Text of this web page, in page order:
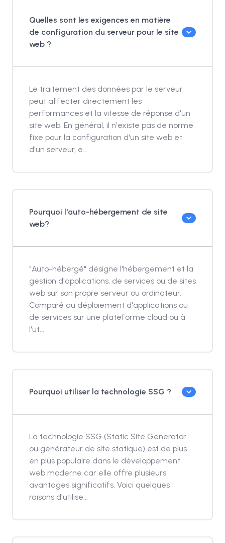
Quelles sont les exigences en matière
de configuration du serveur pour le site
web ?
Le traitement des données par le serveur
peut affecter directement les
performances et la vitesse de réponse d'un
site web. En général, il n'existe pas de norme
fixe pour la configuration d'un site web et
d'un serveur, e...
Pourquoi l'auto-hébergement de site
web?
"Auto-hébergé" désigne l'hébergement et la
gestion d'applications, de services ou de sites
web sur son propre serveur ou ordinateur.
Comparé au déploiement d'applications ou
de services sur une plateforme cloud ou à
l'ut...
Pourquoi utiliser la technologie SSG ?
La technologie SSG (Static Site Generator
ou générateur de site statique) est de plus
en plus populaire dans le développement
web moderne car elle offre plusieurs
avantages significatifs. Voici quelques
raisons d'utilise...